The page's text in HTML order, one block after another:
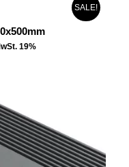
19%
SALE!